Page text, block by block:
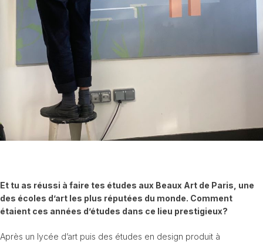
Et tu as réussi à faire tes études aux Beaux Art de Paris, une
des écoles d’art les plus réputées du monde. Comment
étaient ces années d’études dans ce lieu prestigieux?
Après un lycée d’art puis des études en design produit à